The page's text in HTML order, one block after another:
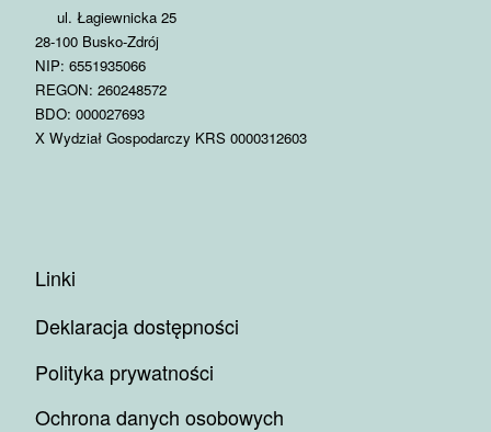
ul. Łagiewnicka 25
28-100 Busko-Zdrój
NIP: 6551935066
REGON: 260248572
BDO: 000027693
X Wydział Gospodarczy KRS 0000312603
Linki
Deklaracja dostępności
Polityka prywatności
Ochrona danych osobowych